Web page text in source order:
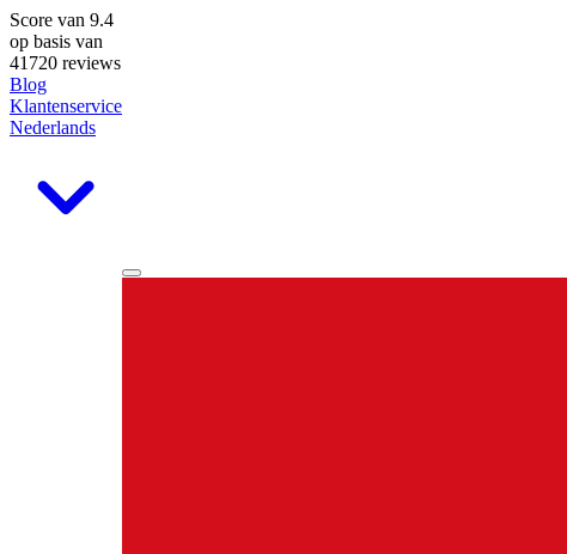
Score van 9.4
op basis van
41720 reviews
Blog
Klantenservice
Nederlands